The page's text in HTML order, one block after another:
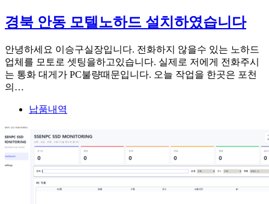
경북 안동 모텔노하드 설치하였습니다
안녕하세요 이승구실장입니다. 전화하지 않을수 있는 노하드
업체를 모토로 셋팅을하고있습니다. 실제로 저에게 전화주시
는 통화 대게가 PC불량때문입니다. 오늘 작업을 한곳은 포천
의…
납품내역